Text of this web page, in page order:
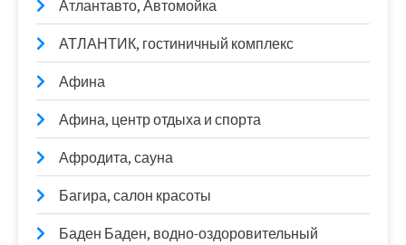
Атлантавто, Автомойка
АТЛАНТИК, гостиничный комплекс
Афина
Афина, центр отдыха и спорта
Афродита, сауна
Багира, салон красоты
Баден Баден, водно-оздоровительный